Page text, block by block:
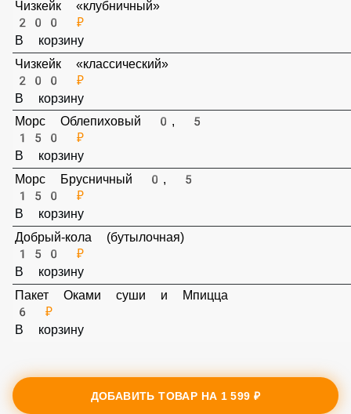
Чизкейк «клубничный»
200 ₽
В корзину
Чизкейк «классический»
200 ₽
В корзину
Морс Облепиховый 0, 5
150 ₽
В корзину
Морс Брусничный 0, 5
150 ₽
В корзину
Добрый-кола (бутылочная)
150 ₽
В корзину
В корзину
ДОБАВИТЬ ТОВАР НА 1 599 ₽